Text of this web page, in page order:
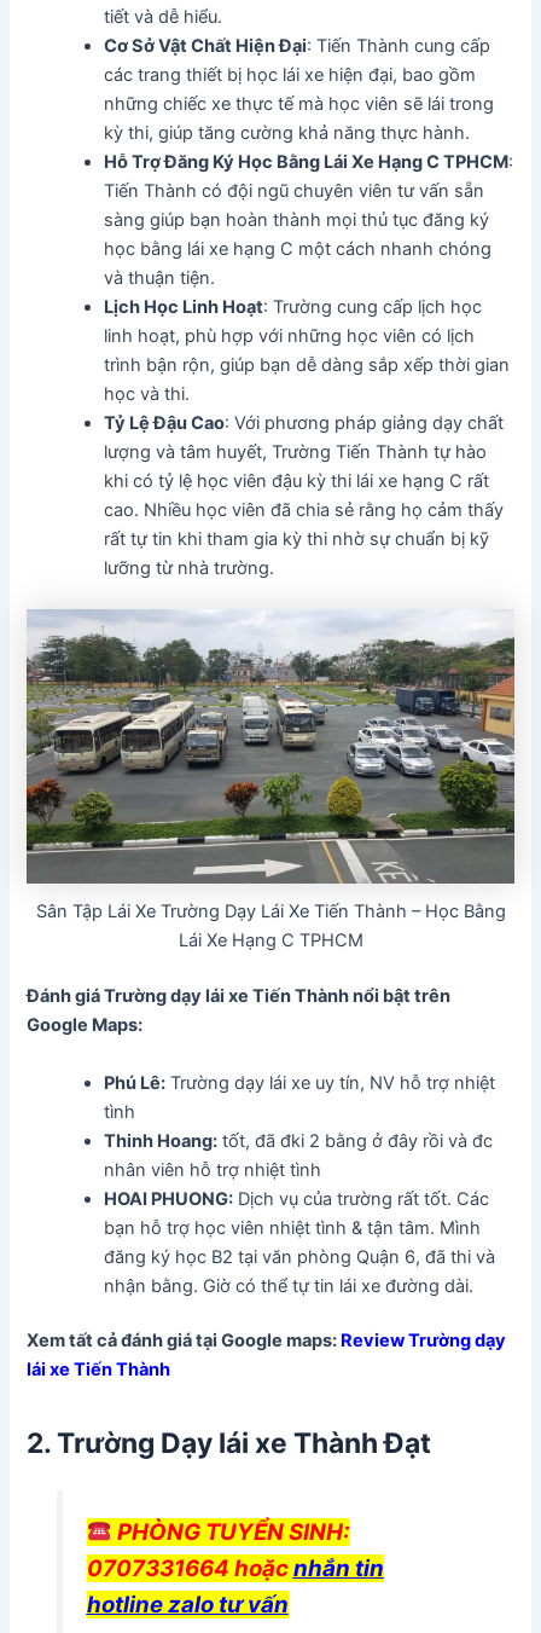
tiết và dễ hiểu.
Cơ Sở Vật Chất Hiện Đại: Tiến Thành cung cấp
các trang thiết bị học lái xe hiện đại, bao gồm
những chiếc xe thực tế mà học viên sẽ lái trong
kỳ thi, giúp tăng cường khả năng thực hành.
Hỗ Trợ Đăng Ký Học Bằng Lái Xe Hạng C TPHCM:
Tiến Thành có đội ngũ chuyên viên tư vấn sẵn
sàng giúp bạn hoàn thành mọi thủ tục đăng ký
học bằng lái xe hạng C một cách nhanh chóng
và thuận tiện.
Lịch Học Linh Hoạt: Trường cung cấp lịch học
linh hoạt, phù hợp với những học viên có lịch
trình bận rộn, giúp bạn dễ dàng sắp xếp thời gian
học và thi.
Tỷ Lệ Đậu Cao: Với phương pháp giảng dạy chất
lượng và tâm huyết, Trường Tiến Thành tự hào
khi có tỷ lệ học viên đậu kỳ thi lái xe hạng C rất
cao. Nhiều học viên đã chia sẻ rằng họ cảm thấy
rất tự tin khi tham gia kỳ thi nhờ sự chuẩn bị kỹ
lưỡng từ nhà trường.
Sân Tập Lái Xe Trường Dạy Lái Xe Tiến Thành – Học Bằng
Lái Xe Hạng C TPHCM
Đánh giá Trường dạy lái xe Tiến Thànhnổi bật trên
Google Maps:
Phú Lê: Trường dạy lái xe uy tín, NV hỗ trợ nhiệt
tình
Thinh Hoang: tốt, đã đki 2 bằng ở đây rồi và đc
nhân viên hỗ trợ nhiệt tình
HOAI PHUONG: Dịch vụ của trường rất tốt. Các
bạn hỗ trợ học viên nhiệt tình & tận tâm. Mình
đăng ký học B2 tại văn phòng Quận 6, đã thi và
nhận bằng. Giờ có thể tự tin lái xe đường dài.
Xem tất cả đánh giá tại Google maps: Review Trường dạy
lái xe Tiến Thành
2. Trường Dạy lái xe Thành Đạt
PHÒNG TUYỂN SINH:
0707331664 hoặcnhắn tin
hotline zalo tư vấn